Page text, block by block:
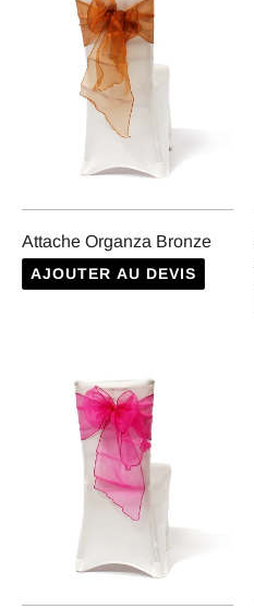
Attache Organza Bronze
AJOUTER AU DEVIS